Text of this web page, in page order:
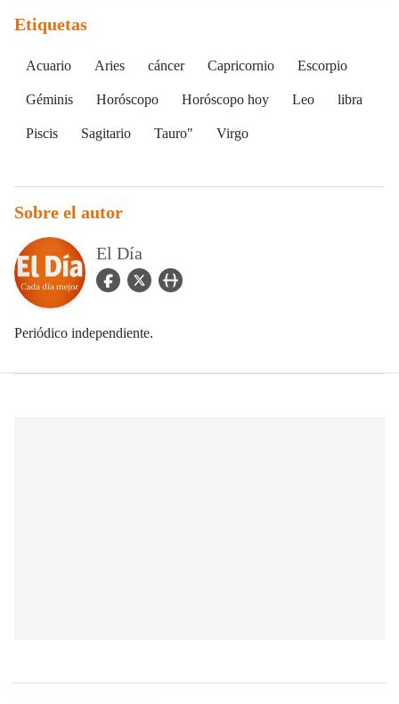
Etiquetas
Acuario Aries cáncer Capricornio Escorpio
Géminis Horóscopo Horóscopo hoy Leo libra
Piscis Sagitario Tauro" Virgo
Sobre el autor
El Día
facebook Icon
twitter Iconuser_url Icon
Periódico independiente.